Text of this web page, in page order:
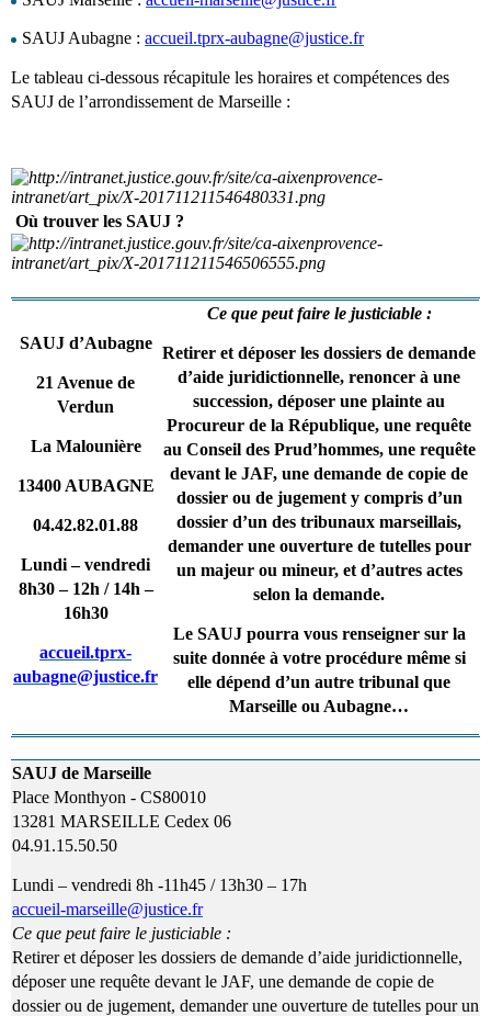
SAUJ Aubagne : accueil.tprx-aubagne@justice.fr
Le tableau ci-dessous récapitule les horaires et compétences des
SAUJ de l’arrondissement de Marseille :
Où trouver les SAUJ ?
SAUJ d’Aubagne
21 Avenue de
Verdun
La Malounière
13400 AUBAGNE
04.42.82.01.88
Lundi – vendredi
8h30 – 12h / 14h –
16h30
accueil.tprx-
aubagne@justice.fr
Ce que peut faire le justiciable :
Retirer et déposer les dossiers de demande
d’aide juridictionnelle, renoncer à une
succession, déposer une plainte au
Procureur de la République, une requête
au Conseil des Prud’hommes, une requête
devant le JAF, une demande de copie de
dossier ou de jugement y compris d’un
dossier d’un des tribunaux marseillais,
demander une ouverture de tutelles pour
un majeur ou mineur, et d’autres actes
selon la demande.
Le SAUJ pourra vous renseigner sur la
suite donnée à votre procédure même si
elle dépend d’un autre tribunal que
Marseille ou Aubagne…
SAUJ de Marseille
Place Monthyon - CS80010
13281 MARSEILLE Cedex 06
04.91.15.50.50
Lundi – vendredi 8h -11h45 / 13h30 – 17h
accueil-marseille@justice.fr
Ce que peut faire le justiciable :
Retirer et déposer les dossiers de demande d’aide juridictionnelle,
déposer une requête devant le JAF, une demande de copie de
dossier ou de jugement, demander une ouverture de tutelles pour un